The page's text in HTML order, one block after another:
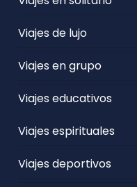
Viajes de lujo
Viajes en grupo
Viajes educativos
Viajes espirituales
Viajes deportivos